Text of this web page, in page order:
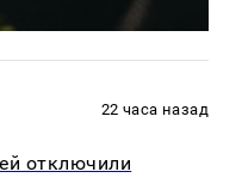
22 часа назад
отключили